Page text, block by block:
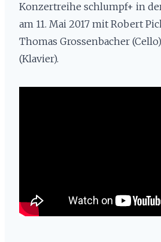
Konzertreihe schlumpf+ in
am 11. Mai 2017 mit Robert
Thomas Grossenbacher
(Klavier).